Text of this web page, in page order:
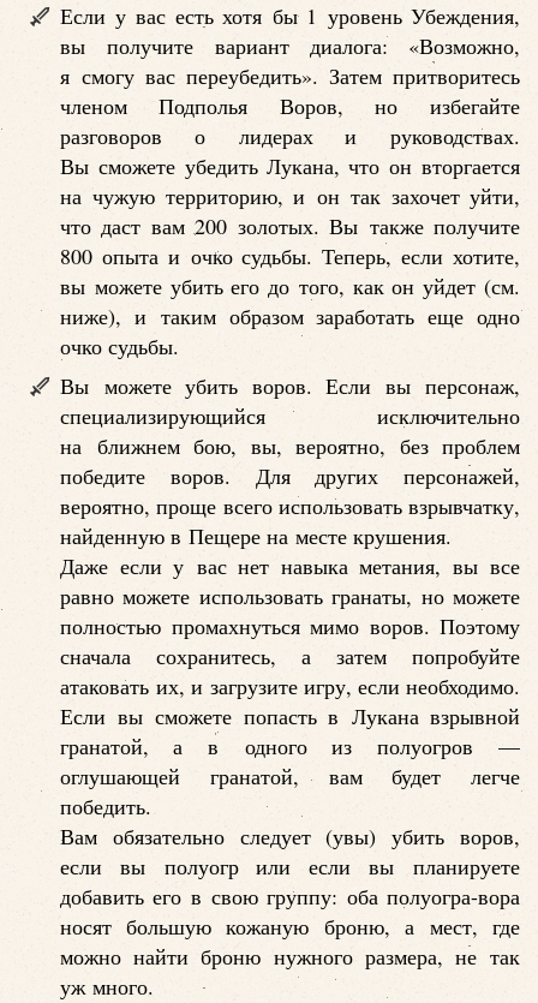
Если у вас есть хотя бы 1 уровень Убеждения,
вы получите вариант диалога: «Возможно,
я смогу вас переубедить». Затем притворитесь
членом Подполья Воров, но избегайте
разговоров о лидерах и руководствах.
Вы сможете убедить Лукана, что он вторгается
на чужую территорию, и он так захочет уйти,
что даст вам 200 золотых. Вы также получите
800 опыта и очко судьбы. Теперь, если хотите,
вы можете убить его до того, как он уйдет (см.
ниже), и таким образом заработать еще одно
очко судьбы.
Вы можете убить воров. Если вы персонаж,
специализирующийся исключительно
на ближнем бою, вы, вероятно, без проблем
победите воров. Для других персонажей,
вероятно, проще всего использовать взрывчатку,
найденную в Пещере на месте крушения.
Даже если у вас нет навыка метания, вы все
равно можете использовать гранаты, но можете
полностью промахнуться мимо воров. Поэтому
сначала сохранитесь, а затем попробуйте
атаковать их, и загрузите игру, если необходимо.
Если вы сможете попасть в Лукана взрывной
гранатой, а в одного из полуогров —
оглушающей гранатой, вам будет легче
победить.
Вам обязательно следует (увы) убить воров,
если вы полуогр или если вы планируете
добавить его в свою группу: оба полуогра-вора
носят большую кожаную броню, а мест, где
можно найти броню нужного размера, не так
уж много.